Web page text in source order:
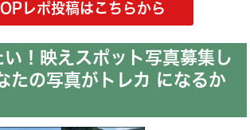
レポ投稿はこちらから
い！映えスポット写真募集し
たの写真がトレカ になるか